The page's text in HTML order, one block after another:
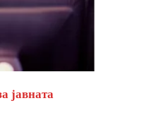
јавната